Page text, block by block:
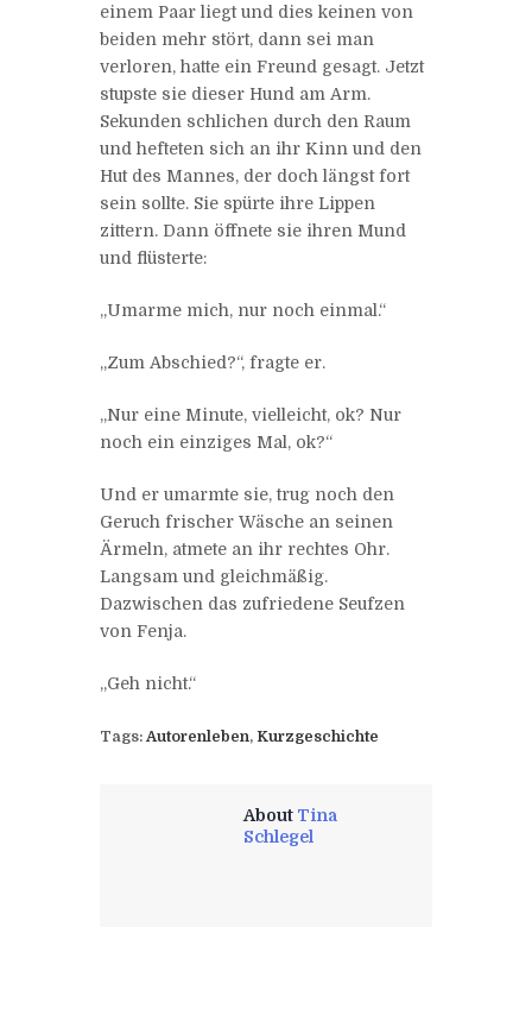
einem Paar liegt und dies keinen von
beiden mehr stört, dann sei man
verloren, hatte ein Freund gesagt. Jetzt
stupste sie dieser Hund am Arm.
Sekunden schlichen durch den Raum
und hefteten sich an ihr Kinn und den
Hut des Mannes, der doch längst fort
sein sollte. Sie spürte ihre Lippen
zittern. Dann öffnete sie ihren Mund
und flüsterte:
„Umarme mich, nur noch einmal.“
„Zum Abschied?“, fragte er.
„Nur eine Minute, vielleicht, ok? Nur
noch ein einziges Mal, ok?“
Und er umarmte sie, trug noch den
Geruch frischer Wäsche an seinen
Ärmeln, atmete an ihr rechtes Ohr.
Langsam und gleichmäßig.
Dazwischen das zufriedene Seufzen
von Fenja.
„Geh nicht.“
Tags: Autorenleben, Kurzgeschichte
About Tina
Schlegel